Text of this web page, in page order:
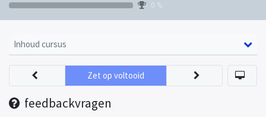
0 %
Inhoud cursus
feedbackvragen
Zet op voltooid